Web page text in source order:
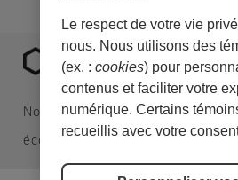
Nous sommes une caisse
économie sociale et en
Le respect de votre vie
nous. Nous utilisons des
(ex. : cookies) pour
contenus et faciliter votre
numérique. Certains
recueillis avec votre